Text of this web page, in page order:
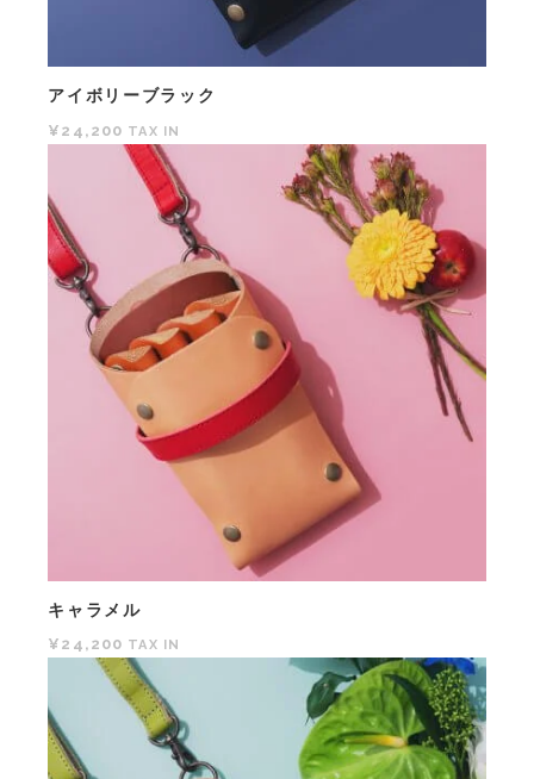
アイボリーブラック
¥24,200 TAX IN
キャラメル
¥24,200 TAX IN